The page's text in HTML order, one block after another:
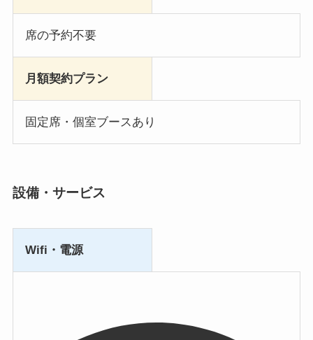
席の予約不要
月額契約プラン
固定席・個室ブースあり
設備・サービス
Wifi・電源